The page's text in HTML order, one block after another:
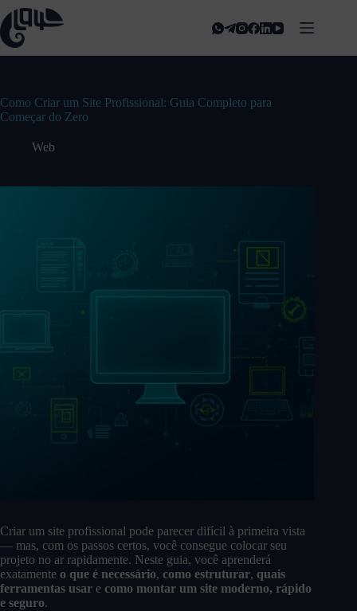
Como Criar um Site Profissional: Guia Completo para
Começar do Zero
Web
Criar um site profissional pode parecer difícil à primeira vista
— mas, com os passos certos, você consegue colocar seu
projeto no ar rapidamente. Neste guia, você aprenderá
exatamente o que é necessário, como estruturar, quais
ferramentas usar e como montar um site moderno, rápido
e seguro.